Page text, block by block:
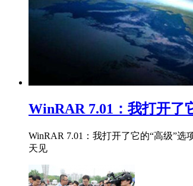
WinRAR 7.01：我打开了
WinRAR 7.01：我打开了它的“高级”
天见